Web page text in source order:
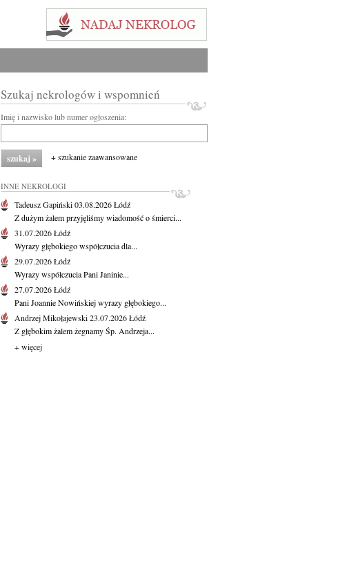
Szukaj nekrologów i wspomnień
Imię i nazwisko lub numer ogłoszenia:
+ szukanie zaawansowane
INNE NEKROLOGI
Tadeusz Gapiński03.08.2026Łódź
Z dużym żalem przyjęliśmy wiadomość o śmierci...
31.07.2026Łódź
Wyrazy głębokiego współczucia dla...
29.07.2026Łódź
Wyrazy współczucia Pani Janinie...
27.07.2026Łódź
Pani Joannie Nowińskiej wyrazy głębokiego...
Andrzej Mikołajewski23.07.2026Łódź
Z głębokim żalem żegnamy Śp. Andrzeja...
+ więcej